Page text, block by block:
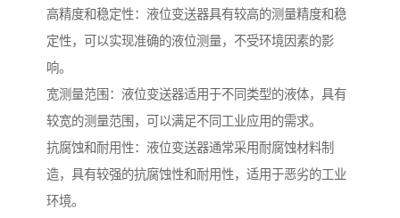
高精度和稳定性：液位变送器具有较高的测量精度和稳
定性，可以实现准确的液位测量，不受环境因素的影
响。
宽测量范围：液位变送器适用于不同类型的液体，具有
较宽的测量范围，可以满足不同工业应用的需求。
抗腐蚀和耐用性：液位变送器通常采用耐腐蚀材料制
造，具有较强的抗腐蚀性和耐用性，适用于恶劣的工业
环境。